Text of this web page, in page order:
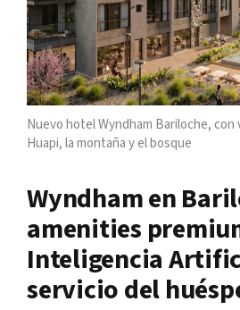
Nuevo hotel Wyndham Bariloche, con
Huapi, la montaña y el bosque
Wyndham en
amenities
Inteligencia
servicio del